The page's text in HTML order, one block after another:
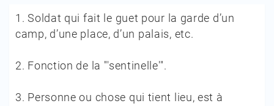
1.Soldat qui fait le guet pour la garde d’un
camp, d’une place, d’un palais, etc.
2. Fonction de la '''sentinelle'''.
3. Personne ou chose qui tient lieu, est à